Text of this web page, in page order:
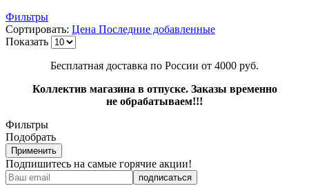
Фильтры
Сортировать: Цена Последние добавленные
Показать
Бесплатная доставка по России от 4000 руб.
Коллектив магазина в отпуске. Заказы временно
не обрабатываем!!!
Фильтры
Подобрать
Применить
Подпишитесь на самые горячие акции!